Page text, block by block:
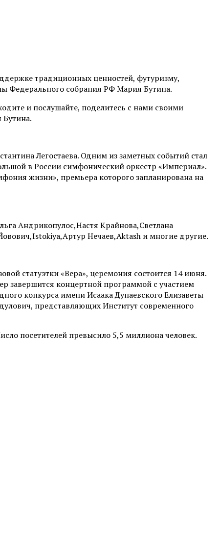
традиционных ценностей, футуризму,
Федерального собрания РФ Мария Бутина.
и послушайте, поделитесь с нами своими
Бутина.
Легостаева. Одним из заметных событий стал
в России симфонический оркестр «Империал».
жизни», премьера которого запланирована на
Андрикопулос,Настя Крайнова,Светлана
Нечаев,Aktash и многие другие.
статуэтки «Вера», церемония состоится 14 июня.
завершится концертной программой с участием
конкурса имени Исаака Дунаевского Елизаветы
представляющих Институт современного
посетителей превысило 5,5 миллиона человек.